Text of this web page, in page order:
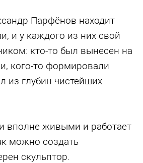
Парфёнов находит
и у каждого из них свой
кто-то был вынесен на
кого-то формировали
из глубин чистейших
вполне живыми и работает
можно создать
скульптор.